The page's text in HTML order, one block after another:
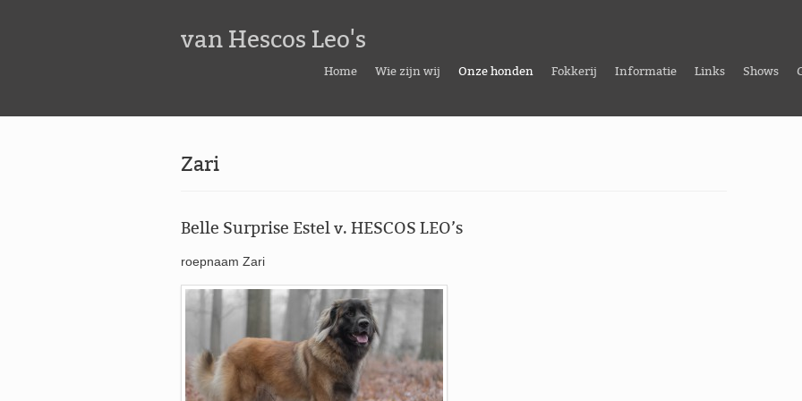
van Hescos Leo's
Home Wie zijn wij Onze honden Fokkerij Informatie Links Shows
Zari
Belle Surprise Estel v. HESCOS LEO’s
roepnaam Zari